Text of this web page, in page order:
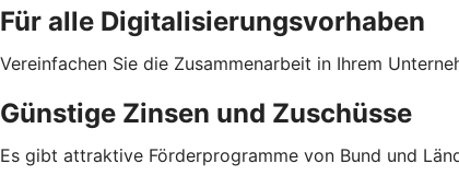
Für alle Digitalisierungsvorhaben
Vereinfachen Sie die Zusammenarbeit in Ihrem
Günstige Zinsen und Zuschüsse
Es gibt attraktive Förderprogramme von Bund und